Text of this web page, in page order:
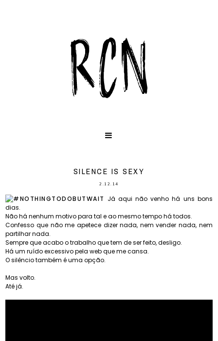
SILENCE IS SEXY
2.12.14
Já aqui não venho há uns bons
dias.
Não há nenhum motivo para tal e ao mesmo tempo há todos.
Confesso que não me apetece dizer nada, nem vender nada, nem
partilhar nada.
Sempre que acabo o trabalho que tem de ser feito, desligo.
Há um ruído excessivo pela web que me cansa.
O silêncio também é uma opção.
Mas volto.
Até já.